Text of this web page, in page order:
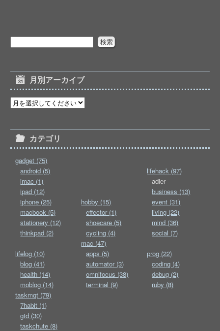
月別アーカイブ
カテゴリ
gadget (75)
android (5)
imac (1)
ipad (12)
iphone (25)
macbook (5)
stationery (12)
thinkpad (2)
hobby (15)
effector (1)
shoecare (5)
cycling (4)
lifehack (97)
adler
business (13)
event (31)
living (22)
mind (36)
social (7)
lifelog (10)
blog (41)
health (14)
moblog (14)
mac (47)
apps (5)
automator (3)
omnifocus (38)
terminal (9)
prog (22)
coding (4)
debug (2)
ruby (8)
taskmgt (79)
7habit (1)
gtd (30)
taskchute (8)